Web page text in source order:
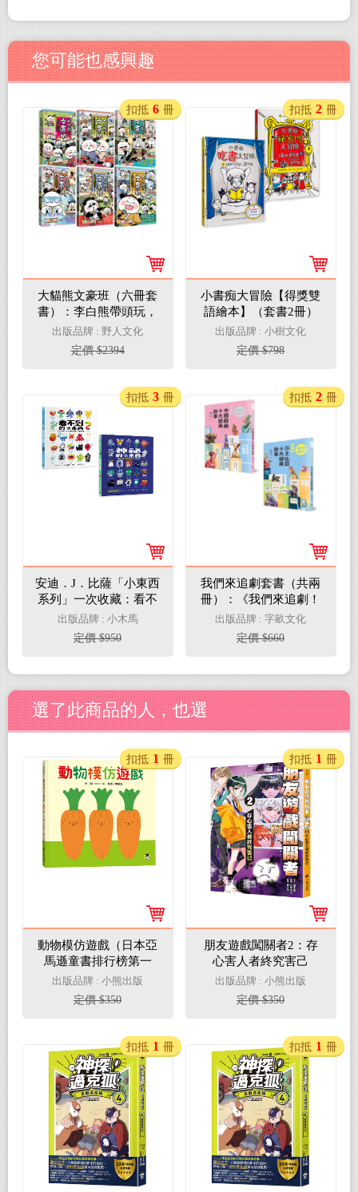
您可能也感興趣
大貓熊文豪班（六冊套
書）：李白熊帶頭玩，
詩詞古文原來這麼萌
【全系列均附「佳句習
字帖」拉頁】
出版品牌 : 野人文化
定價 $2394
扣抵 6 冊
小書痴大冒險【得獎雙
語繪本】（套書2冊）
出版品牌 : 小樹文化
定價 $798
扣抵 2 冊
安迪．J．比薩「小東西
系列」一次收藏：看不
到的小東西＋神祕的小
東西【從情緒理解到探
索世界的SEL繪本】
出版品牌 : 小木馬
定價 $950
扣抵 3 冊
我們來追劇套書（共兩
冊）：《我們來追劇！
必追的中國戲曲十大經
典故事》+《我們來追
劇！必追的莎士比亞十
出版品牌 : 字畝文化
定價 $660
扣抵 2 冊
選了此商品的人，也選
動物模仿遊戲（日本亞
馬遜童書排行榜第一
名）
出版品牌 : 小熊出版
定價 $350
扣抵 1 冊
朋友遊戲闖關者2：存
心害人者終究害己
出版品牌 : 小熊出版
定價 $350
扣抵 1 冊
扣抵 1 冊 扣抵 1 冊